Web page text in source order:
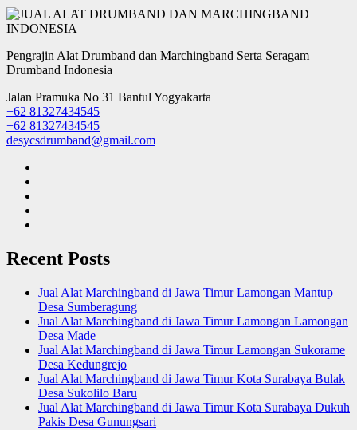
Pengrajin Alat Drumband dan Marchingband Serta Seragam
Drumband Indonesia
Jalan Pramuka No 31 Bantul Yogyakarta
+62 81327434545
+62 81327434545
desycsdrumband@gmail.com
Recent Posts
Jual Alat Marchingband di Jawa Timur Lamongan Mantup
Desa Sumberagung
Jual Alat Marchingband di Jawa Timur Lamongan Lamongan
Desa Made
Jual Alat Marchingband di Jawa Timur Lamongan Sukorame
Desa Kedungrejo
Jual Alat Marchingband di Jawa Timur Kota Surabaya Bulak
Desa Sukolilo Baru
Jual Alat Marchingband di Jawa Timur Kota Surabaya Dukuh
Pakis Desa Gunungsari